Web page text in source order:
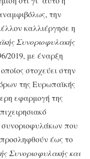
την
καλλιέργησε η
Συνοριοφυλακής
2019, με έναρξη
στοχεύει στην
της Ευρωπαϊκής
εφαρμογή της
συνοριοφυλάκων που
έως το
Συνοριοφυλακής και